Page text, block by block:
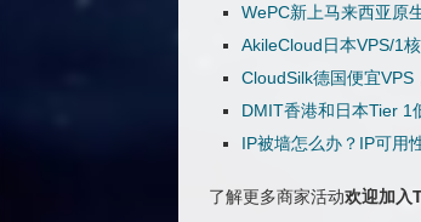
WePC新上马来西亚原
AkileCloud日本VPS/1
CloudSilk德国便宜
DMIT香港和日本Tier 1
IP被墙怎么办？IP可用
了解更多商家活动欢迎加入